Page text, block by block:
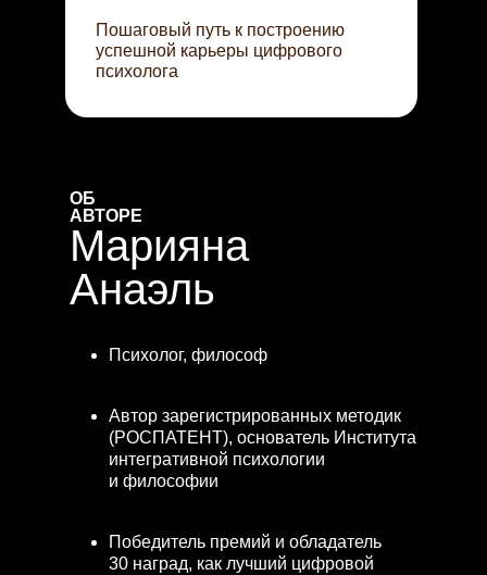
Пошаговый путь к построению
успешной карьеры цифрового
психолога
Марияна
Анаэль
Психолог, философ
Автор зарегистрированных методик
(РОСПАТЕНТ), основатель Института
интегративной психологии
и философии
Победитель премий и обладатель
30 наград, как лучший цифровой
ОБ
АВТОРЕ